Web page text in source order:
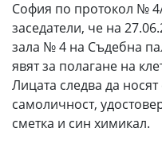
София по протокол №
заседатели, че на
зала № 4 на Съдебна
явят за полагане на
Лицата следва да
самоличност,
сметка и син химикал.